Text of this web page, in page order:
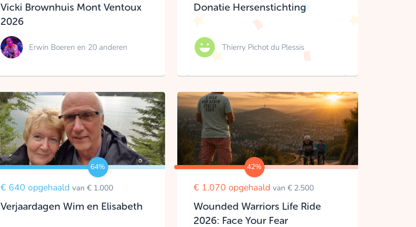
Vicki Brownhuis Mont Ventoux
2026
Erwin Boeren en 20 anderen
Donatie Hersenstichting
Thierry Pichot du Plessis
64%
€ 640 opgehaald van € 1.000
Verjaardagen Wim en Elisabeth
42%
€ 1.070 opgehaald van € 2.500
Wounded Warriors Life Ride
2026: Face Your Fear